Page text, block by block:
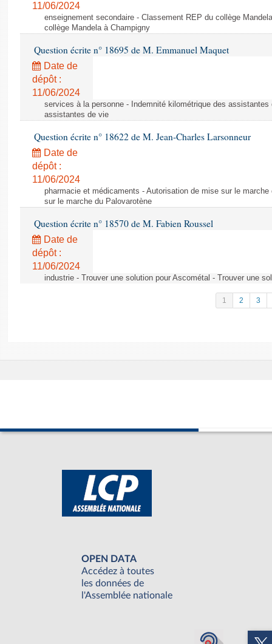
11/06/2024
enseignement secondaire - Classement REP du collège
collège Mandela à Champigny
Question écrite n° 18695 de M. Emmanuel Maquet
Date de
dépôt :
11/06/2024
services à la personne - Indemnité kilométrique des
assistantes de vie
Question écrite n° 18622 de M. Jean-Charles Larsonneur
Date de
dépôt :
11/06/2024
pharmacie et médicaments - Autorisation de mise sur le
sur le marche du Palovarotène
Question écrite n° 18570 de M. Fabien Roussel
Date de
dépôt :
11/06/2024
industrie - Trouver une solution pour Ascométal - Trouver une
1 2 3
OPEN DATA
Accédez à toutes
les données de
l'Assemblée nationale